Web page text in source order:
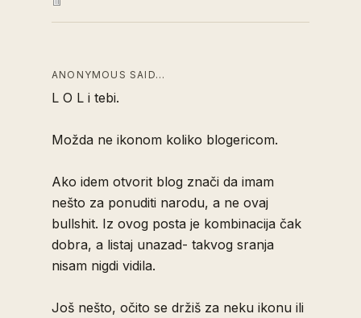
ANONYMOUS SAID…
L O L i tebi.
Možda ne ikonom koliko blogericom.
Ako idem otvorit blog znači da imam
nešto za ponuditi narodu, a ne ovaj
bullshit. Iz ovog posta je kombinacija čak
dobra, a listaj unazad- takvog sranja
nisam nigdi vidila.
Još nešto, očito se držiš za neku ikonu ili